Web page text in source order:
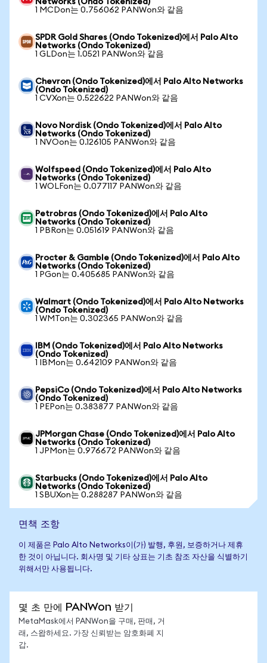
Networks (Ondo Tokenized)
1 MCDon는 0.756062 PANWon와 같음
SPDR Gold Shares (Ondo Tokenized)에서 Palo Alto
Networks (Ondo Tokenized)
1 GLDon는 1.0521 PANWon와 같음
Chevron (Ondo Tokenized)에서 Palo Alto Networks
(Ondo Tokenized)
1 CVXon는 0.522622 PANWon와 같음
Novo Nordisk (Ondo Tokenized)에서 Palo Alto
Networks (Ondo Tokenized)
1 NVOon는 0.126105 PANWon와 같음
Wolfspeed (Ondo Tokenized)에서 Palo Alto
Networks (Ondo Tokenized)
1 WOLFon는 0.077117 PANWon와 같음
Petrobras (Ondo Tokenized)에서 Palo Alto
Networks (Ondo Tokenized)
1 PBRon는 0.051619 PANWon와 같음
Procter & Gamble (Ondo Tokenized)에서 Palo Alto
Networks (Ondo Tokenized)
1 PGon는 0.405685 PANWon와 같음
Walmart (Ondo Tokenized)에서 Palo Alto Networks
(Ondo Tokenized)
1 WMTon는 0.302365 PANWon와 같음
IBM (Ondo Tokenized)에서 Palo Alto Networks
(Ondo Tokenized)
1 IBMon는 0.642109 PANWon와 같음
PepsiCo (Ondo Tokenized)에서 Palo Alto Networks
(Ondo Tokenized)
1 PEPon는 0.383877 PANWon와 같음
JPMorgan Chase (Ondo Tokenized)에서 Palo Alto
Networks (Ondo Tokenized)
1 JPMon는 0.976672 PANWon와 같음
Starbucks (Ondo Tokenized)에서 Palo Alto
Networks (Ondo Tokenized)
1 SBUXon는 0.288287 PANWon와 같음
면책 조항
이 제품은 Palo Alto Networks이(가) 발행, 후원, 보증하거나 제휴
한 것이 아닙니다. 회사명 및 기타 상표는 기초 참조 자산을 식별하기
위해서만 사용됩니다.
몇 초 만에 PANWon 받기
MetaMask에서 PANWon을 구매, 판매, 거
래, 스왑하세요. 가장 신뢰받는 암호화폐 지
갑.